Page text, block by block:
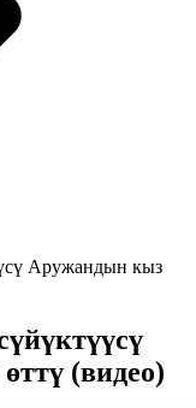
Аружандын кыз
(видео)